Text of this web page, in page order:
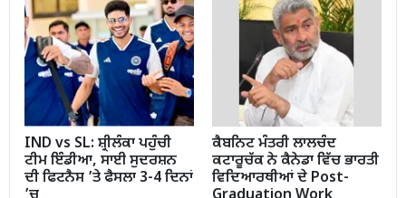
IND vs SL: ਸ਼੍ਰੀਲੰਕਾ ਪਹੁੰਚੀ
ਟੀਮ ਇੰਡੀਆ, ਸਾਈ ਸੁਦਰਸ਼ਨ
ਦੀ ਫਿਟਨੈਸ ’ਤੇ ਫੈਸਲਾ 3-4 ਦਿਨਾਂ
ਕੈਬਨਿਟ ਮੰਤਰੀ ਲਾਲਚੰਦ
ਕਟਾਰੂਚੱਕ ਨੇ ਕੈਨੇਡਾ ਵਿੱਚ ਭਾਰਤੀ
ਵਿਦਿਆਰਥੀਆਂ ਦੇ Post-